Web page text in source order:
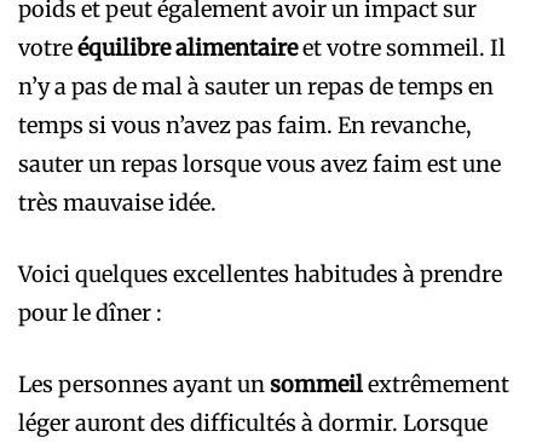
poids et peut également avoir un impact sur
votreéquilibre alimentaireet votre sommeil. Il
n’y a pas de mal à sauter un repas de temps en
temps si vous n’avez pas faim. En revanche,
sauter un repas lorsque vous avez faim est une
très mauvaise idée.
Voici quelques excellentes habitudes à prendre
pour le dîner :
Les personnes ayant unsommeilextrêmement
léger auront des difficultés à dormir. Lorsque